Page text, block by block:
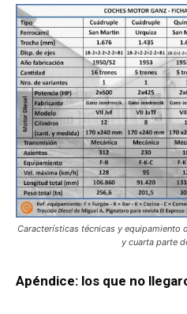
Características técnicas y equipamiento
y cuarta parte
Apéndice: los que no